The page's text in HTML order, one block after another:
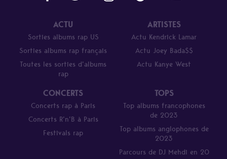
ACTU
Sorties albums rap US
Sorties albums rap français
Toutes les sorties d’albums
rap
ARTISTES
Actu Kendrick Lamar
Actu Joey Bada$$
Actu Kanye West
CONCERTS
Concerts rap à Paris
Concerts R’n’B à Paris
Festivals rap
TOPS
Top albums francophones
de 2023
Top albums anglophones de
2023
Parcours de DJ Mehdi en 20